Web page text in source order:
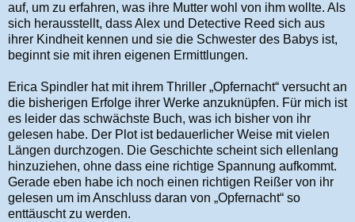
auf, um zu erfahren, was ihre Mutter wohl von ihm wollte. Als
sich herausstellt, dass Alex und Detective Reed sich aus
ihrer Kindheit kennen und sie die Schwester des Babys ist,
beginnt sie mit ihren eigenen Ermittlungen.
Erica Spindler hat mit ihrem Thriller „Opfernacht“ versucht an
die bisherigen Erfolge ihrer Werke anzuknüpfen. Für mich ist
es leider das schwächste Buch, was ich bisher von ihr
gelesen habe. Der Plot ist bedauerlicher Weise mit vielen
Längen durchzogen. Die Geschichte scheint sich ellenlang
hinzuziehen, ohne dass eine richtige Spannung aufkommt.
Gerade eben habe ich noch einen richtigen Reißer von ihr
gelesen um im Anschluss daran von „Opfernacht“ so
enttäuscht zu werden.